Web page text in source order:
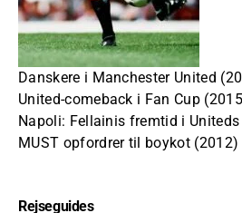
Danskere i Manchester United
United-comeback i Fan Cup
Napoli: Fellainis fremtid i
MUST opfordrer til boykot (2012)
Rejseguides